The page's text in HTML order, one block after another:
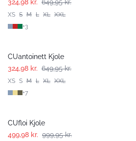
324,98 kr. 649,95 kr.
XS S M L XL XXL
+3
CUantoinett Kjole
324,98 kr. 649,95 kr.
XS S M L XL XXL
+7
CUfloi Kjole
499,98 kr. 999,95 kr.